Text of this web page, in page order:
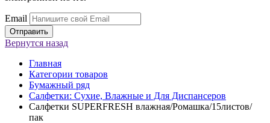
Email
Вернутся назад
Главная
Категории товаров
Бумажный ряд
Салфетки: Сухие, Влажные и Для Диспансеров
Салфетки SUPERFRESH влажная/Ромашка/15листов/
пак